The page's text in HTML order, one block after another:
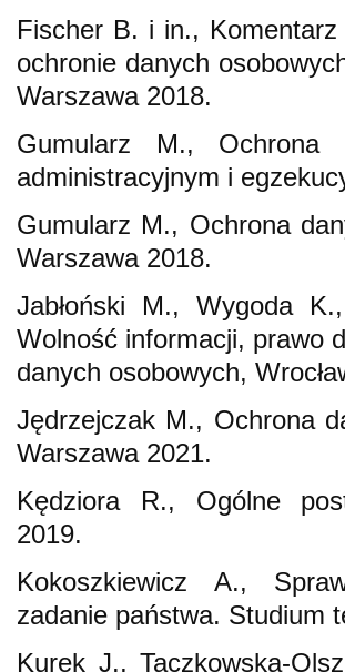
Fischer B. i in.,
ochronie danych
Warszawa 2018.
Gumularz M., Ochrona
administracyjnym i
Gumularz M., Ochrona
Warszawa 2018.
Jabłoński M., Wygoda
Wolność informacji, prawo
danych osobowych,
Jędrzejczak M., Ochrona
Warszawa 2021.
Kędziora R., Ogólne
2019.
Kokoszkiewicz A.,
zadanie państwa. Studium
Kurek J., Taczkowska-